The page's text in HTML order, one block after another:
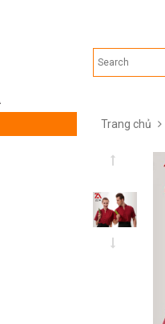
Trang chủ